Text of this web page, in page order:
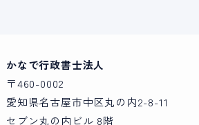
かなで行政書士法人
〒460-0002
愛知県名古屋市中区丸の内2-8-11
セブン丸の内ビル 8階